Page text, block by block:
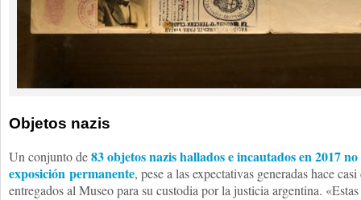
Objetos nazis
Un conjunto de83 objetos nazis hallados e incautados en 2017
exposición permanente, pese a las expectativas generadas hace
entregados al Museo para su custodia por la justicia argentina.